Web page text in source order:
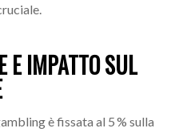
E IMPATTO SUL
è fissata al 5 % sulla